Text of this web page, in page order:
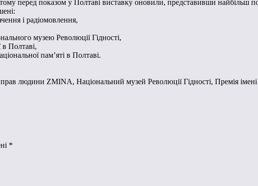
перед показом у Полтаві виставку оновили, представивши найбільш
і радіомовлення,
музею Революції Гідності,
в Полтаві,
пам’яті в Полтаві.
людини ZMINA, Національний музей Революції Гідності, Премія імені
*